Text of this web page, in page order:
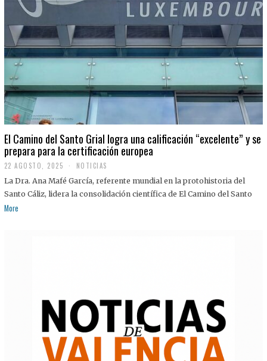
El Camino del Santo Grial logra una calificación “excelente” y se
prepara para la certificación europea
22 AGOSTO, 2025
2
A
G
NOTICIAS
La Dra. Ana Mafé García, referente mundial en la protohistoria del
Santo Cáliz, lidera la consolidación científica de El Camino del Santo
More